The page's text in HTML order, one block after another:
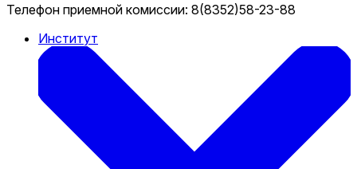
Телефон приемной комиссии: 8(8352)58-23-88
Институт